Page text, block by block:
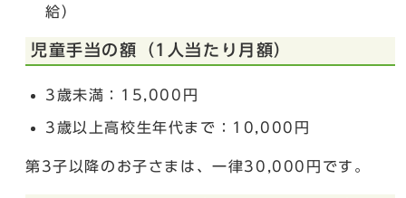
給）
児童手当の額（1人当たり月額）
3歳未満：15,000円
3歳以上高校生年代まで：10,000円
第3子以降のお子さまは、一律30,000円です。